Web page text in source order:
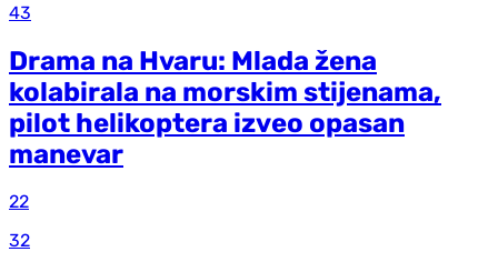
43
Drama na Hvaru: Mlada žena
kolabirala na morskim stijenama,
pilot helikoptera izveo opasan
manevar
22
32